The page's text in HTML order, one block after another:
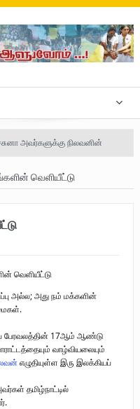
சுவடு
‘ஜவான் – திடம் குன்றா
வெளியீட்டு
அல்ல; அது நம் மக்களின்
பேரவலத்தின் 17ஆம் ஆண்டு
வாழ்வியலையும்
எழுதியுள்ள இரு இலக்கியப்
தமிழ்நாட்டில்